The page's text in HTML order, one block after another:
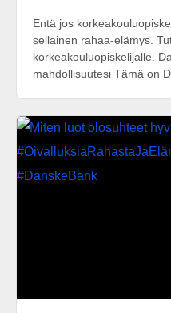
Entä jos
sellainen rahaa-elämys.
korkeakouluopiskelijalle.
mahdollisuutesi Tämä on